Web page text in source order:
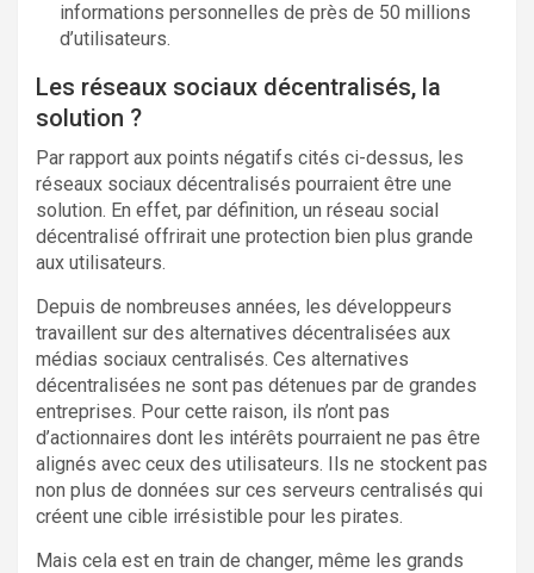
informations personnelles de près de 50 millions
d’utilisateurs.
Les réseaux sociaux décentralisés, la
solution ?
Par rapport aux points négatifs cités ci-dessus, les
réseaux sociaux décentralisés pourraient être une
solution. En effet, par définition, un réseau social
décentralisé offrirait une protection bien plus grande
aux utilisateurs.
Depuis de nombreuses années, les développeurs
travaillent sur des alternatives décentralisées aux
médias sociaux centralisés. Ces alternatives
décentralisées ne sont pas détenues par de grandes
entreprises. Pour cette raison, ils n’ont pas
d’actionnaires dont les intérêts pourraient ne pas être
alignés avec ceux des utilisateurs. Ils ne stockent pas
non plus de données sur ces serveurs centralisés qui
créent une cible irrésistible pour les pirates.
Mais cela est en train de changer, même les grands